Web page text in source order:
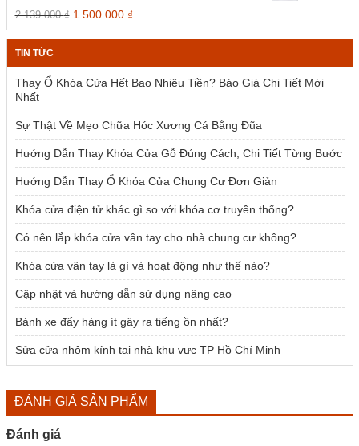
2.139.000₫ Giá
gốc
là:
1.500.000 ₫Giá
hiện
tại
1.500.000 ₫.
TIN TỨC
Thay Ổ Khóa Cửa Hết Bao Nhiêu Tiền? Báo Giá Chi Tiết Mới
Nhất
Sự Thật Về Mẹo Chữa Hóc Xương Cá Bằng Đũa
Hướng Dẫn Thay Khóa Cửa Gỗ Đúng Cách, Chi Tiết Từng Bước
Hướng Dẫn Thay Ổ Khóa Cửa Chung Cư Đơn Giản
Khóa cửa điện tử khác gì so với khóa cơ truyền thống?
Có nên lắp khóa cửa vân tay cho nhà chung cư không?
Khóa cửa vân tay là gì và hoạt động như thế nào?
Cập nhật và hướng dẫn sử dụng nâng cao
Bánh xe đẩy hàng ít gây ra tiếng ồn nhất?
Sửa cửa nhôm kính tại nhà khu vực TP Hồ Chí Minh
ĐÁNH GIÁ SẢN PHẨM
Đánh giá